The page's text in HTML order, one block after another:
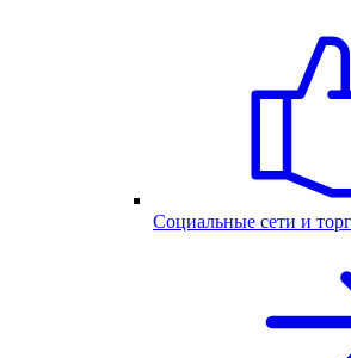
Социальные сети и